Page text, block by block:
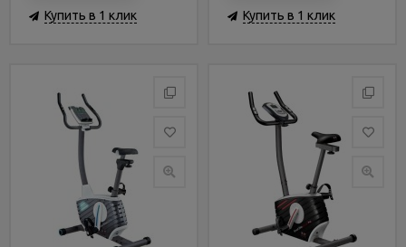
Купить в 1 клик Купить в 1 клик